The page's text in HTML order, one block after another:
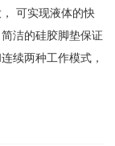
可实现液体的快
洁的硅胶脚垫保证
续两种工作模式，